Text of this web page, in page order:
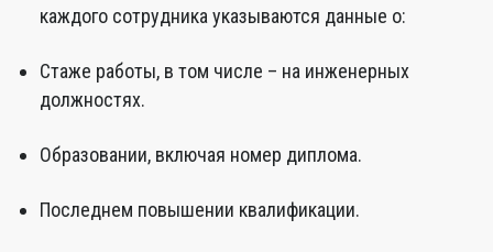
каждого сотрудника указываются данные о:
Стаже работы, в том числе – на инженерных
должностях.
Образовании, включая номер диплома.
Последнем повышении квалификации.